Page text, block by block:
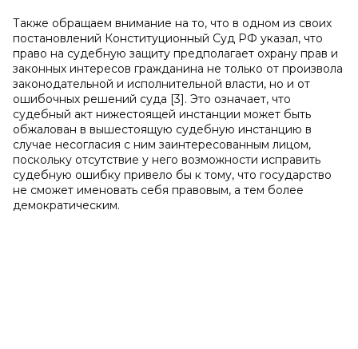
Также обращаем внимание на то, что в одном из своих
постановлений Конституционный Суд РФ указал, что
право на судебную защиту предполагает охрану прав и
законных интересов гражданина не только от произвола
законодательной и исполнительной власти, но и от
ошибочных решений суда [3]. Это означает, что
судебный акт нижестоящей инстанции может быть
обжалован в вышестоящую судебную инстанцию в
случае несогласия с ним заинтересованным лицом,
поскольку отсутствие у него возможности исправить
судебную ошибку привело бы к тому, что государство
не сможет именовать себя правовым, а тем более
демократическим.